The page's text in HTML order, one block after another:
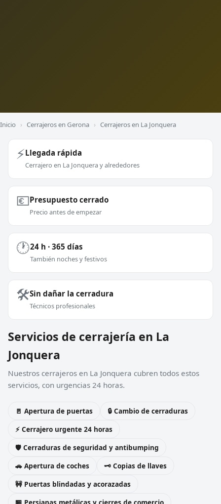
Inicio › Cerrajeros en Gerona › Cerrajeros en La Jonquera
⚡Llegada rápida
Cerrajero en La Jonquera y alrededores
💶Presupuesto cerrado
Precio antes de empezar
🕐24 h · 365 días
También noches y festivos
🛠️Sin dañar la cerradura
Técnicos profesionales
Servicios de cerrajería en La
Jonquera
Nuestros cerrajeros en La Jonquera cubren todos estos
servicios, con urgencias 24 horas.
🚪 Apertura de puertas
🔒 Cambio de cerraduras
⚡ Cerrajero urgente 24 horas
🛡️ Cerraduras de seguridad y antibumping
🚗 Apertura de coches
🗝️ Copias de llaves
🚧 Puertas blindadas y acorazadas